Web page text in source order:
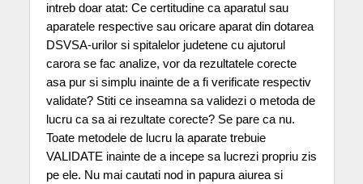
intreb doar atat: Ce certitudine ca aparatul sau
aparatele respective sau oricare aparat din dotarea
DSVSA-urilor si spitalelor judetene cu ajutorul
carora se fac analize, vor da rezultatele corecte
asa pur si simplu inainte de a fi verificate respectiv
validate? Stiti ce inseamna sa validezi o metoda de
lucru ca sa ai rezultate corecte? Se pare ca nu.
Toate metodele de lucru la aparate trebuie
VALIDATE inainte de a incepe sa lucrezi propriu zis
pe ele. Nu mai cautati nod in papura aiurea si